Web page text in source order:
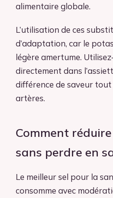
alimentaire globale.
L’utilisation de ces
d’adaptation, car le
légère amertume.
directement dans
différence de saveur
artères.
Comment
sans perdre en
Le meilleur sel pour la
consomme avec